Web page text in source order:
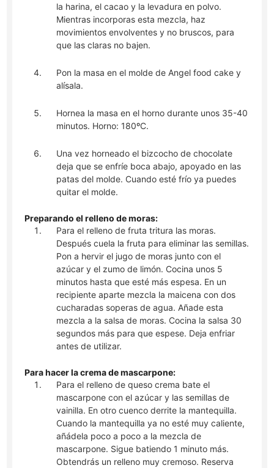
la harina, el cacao y la levadura en polvo.
Mientras incorporas esta mezcla, haz
movimientos envolventes y no bruscos, para
que las claras no bajen.
Pon la masa en el molde de Angel food cake y
alísala.
Hornea la masa en el horno durante unos 35-40
minutos. Horno: 180ºC.
Una vez horneado el bizcocho de chocolate
deja que se enfríe boca abajo, apoyado en las
patas del molde. Cuando esté frío ya puedes
quitar el molde.
Preparando el relleno de moras:
Para el relleno de fruta tritura las moras.
Después cuela la fruta para eliminar las semillas.
Pon a hervir el jugo de moras junto con el
azúcar y el zumo de limón. Cocina unos 5
minutos hasta que esté más espesa. En un
recipiente aparte mezcla la maicena con dos
cucharadas soperas de agua. Añade esta
mezcla a la salsa de moras. Cocina la salsa 30
segundos más para que espese. Deja enfriar
antes de utilizar.
Para hacer la crema de mascarpone:
Para el relleno de queso crema bate el
mascarpone con el azúcar y las semillas de
vainilla. En otro cuenco derrite la mantequilla.
Cuando la mantequilla ya no esté muy caliente,
añádela poco a poco a la mezcla de
mascarpone. Sigue batiendo 1 minuto más.
Obtendrás un relleno muy cremoso. Reserva